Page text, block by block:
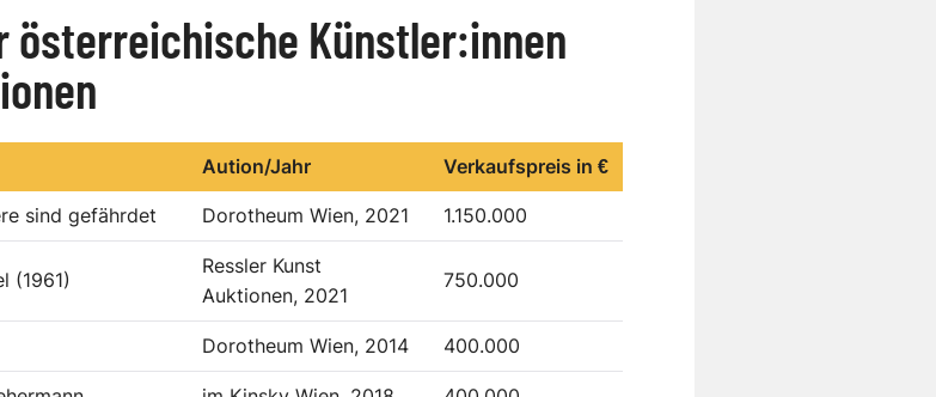
österreichische Künstler:innen
Aution/Jahr Verkaufspreis in €
sind gefährdet Dorotheum Wien, 2021 1.150.000
(1961)
Ressler Kunst
Auktionen, 2021
750.000
Dorotheum Wien, 2014 400.000